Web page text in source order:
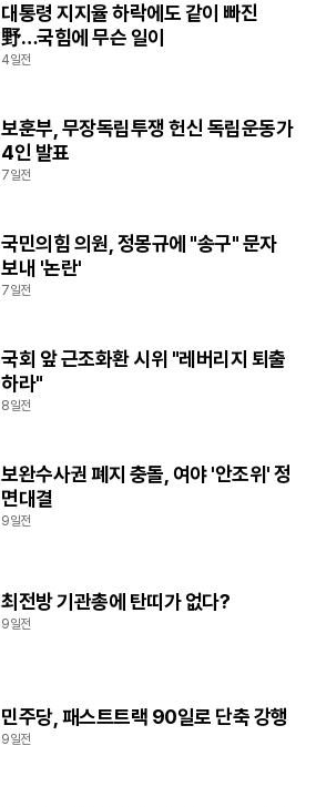
대통령 지지율 하락에도 같이 빠진
野…국힘에 무슨 일이
4일전
보훈부, 무장독립투쟁 헌신 독립운동가
4인 발표
7일전
국민의힘 의원, 정몽규에 "송구" 문자
보내 '논란'
7일전
국회 앞 근조화환 시위 "레버리지 퇴출
하라"
8일전
보완수사권 폐지 충돌, 여야 '안조위' 정
면대결
9일전
최전방 기관총에 탄띠가 없다?
9일전
민주당, 패스트트랙 90일로 단축 강행
9일전